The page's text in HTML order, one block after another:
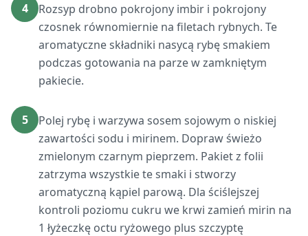
4
Rozsyp drobno pokrojony imbir i pokrojony
czosnek równomiernie na filetach rybnych. Te
aromatyczne składniki nasycą rybę smakiem
podczas gotowania na parze w zamkniętym
pakiecie.
5
Polej rybę i warzywa sosem sojowym o niskiej
zawartości sodu i mirinem. Dopraw świeżo
zmielonym czarnym pieprzem. Pakiet z folii
zatrzyma wszystkie te smaki i stworzy
aromatyczną kąpiel parową. Dla ściślejszej
kontroli poziomu cukru we krwi zamień mirin na
1 łyżeczkę octu ryżowego plus szczyptę